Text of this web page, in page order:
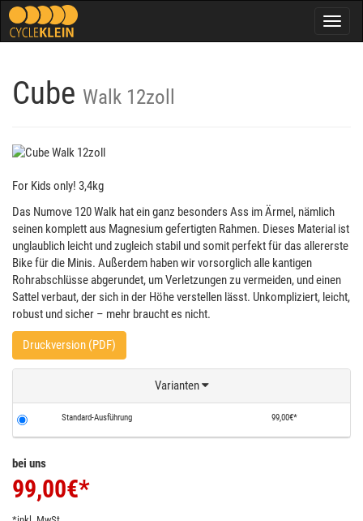
Cube Walk 12zoll
For Kids only! 3,4kg
Das Numove 120 Walk hat ein ganz besonders Ass im Ärmel, nämlich
seinen komplett aus Magnesium gefertigten Rahmen. Dieses Material ist
unglaublich leicht und zugleich stabil und somit perfekt für das allererste
Bike für die Minis. Außerdem haben wir vorsorglich alle kantigen
Rohrabschlüsse abgerundet, um Verletzungen zu vermeiden, und einen
Sattel verbaut, der sich in der Höhe verstellen lässt. Unkompliziert, leicht,
robust und sicher – mehr braucht es nicht.
Druckversion (PDF)
Varianten
Standard-Ausführung 99,00€*
bei uns
99,00€*